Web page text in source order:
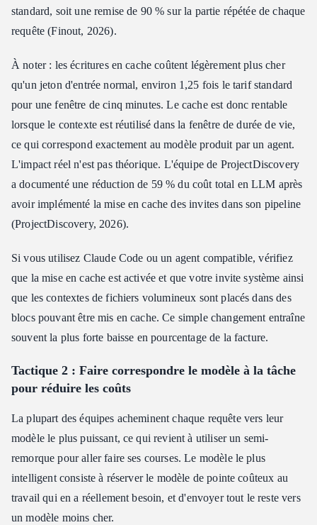
standard, soit une remise de 90 % sur la partie répétée de chaque
requête (Finout, 2026).
À noter : les écritures en cache coûtent légèrement plus cher
qu'un jeton d'entrée normal, environ 1,25 fois le tarif standard
pour une fenêtre de cinq minutes. Le cache est donc rentable
lorsque le contexte est réutilisé dans la fenêtre de durée de vie,
ce qui correspond exactement au modèle produit par un agent.
L'impact réel n'est pas théorique. L'équipe de ProjectDiscovery
a documenté une réduction de 59 % du coût total en LLM après
avoir implémenté la mise en cache des invites dans son pipeline
(ProjectDiscovery, 2026).
Si vous utilisez Claude Code ou un agent compatible, vérifiez
que la mise en cache est activée et que votre invite système ainsi
que les contextes de fichiers volumineux sont placés dans des
blocs pouvant être mis en cache. Ce simple changement entraîne
souvent la plus forte baisse en pourcentage de la facture.
Tactique 2 : Faire correspondre le modèle à la tâche
pour réduire les coûts
La plupart des équipes acheminent chaque requête vers leur
modèle le plus puissant, ce qui revient à utiliser un semi-
remorque pour aller faire ses courses. Le modèle le plus
intelligent consiste à réserver le modèle de pointe coûteux au
travail qui en a réellement besoin, et d'envoyer tout le reste vers
un modèle moins cher.